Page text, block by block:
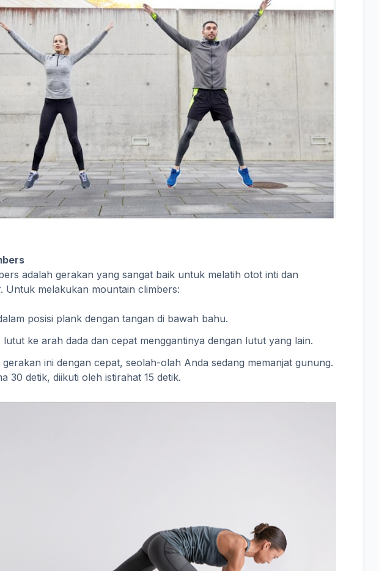
adalah gerakan yang sangat baik untuk melatih otot inti dan
Untuk melakukan mountain climbers:
posisi plank dengan tangan di bawah bahu.
lutut ke arah dada dan cepat menggantinya dengan lutut yang lain.
gerakan ini dengan cepat, seolah-olah Anda sedang memanjat gunung.
30 detik, diikuti oleh istirahat 15 detik.